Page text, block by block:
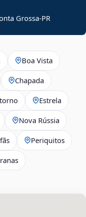
Grossa-PR
Boa Vista
Chapada
Estrela
Nova Rússia
Periquitos